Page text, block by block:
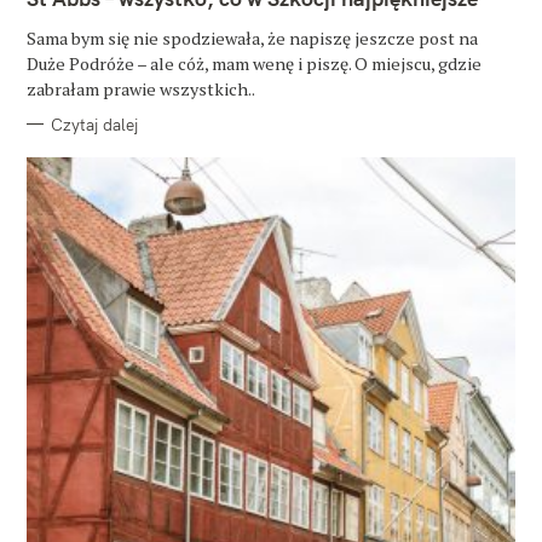
E
O
R
I
Sama bym się nie spodziewała, że napiszę jeszcze post na
Duże Podróże – ale cóż, mam wenę i piszę. O miejscu, gdzie
zabrałam prawie wszystkich..
Czytaj dalej